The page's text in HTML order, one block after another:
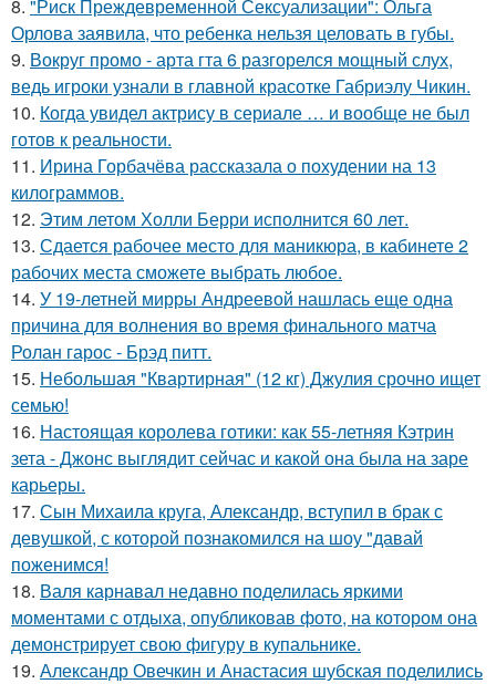
8. "Риск Преждевременной Сексуализации": Ольга
Орлова заявила, что ребенка нельзя целовать в губы.
9. Вокруг промо - арта гта 6 разгорелся мощный слух,
ведь игроки узнали в главной красотке Габриэлу Чикин.
10. Когда увидел актрису в сериале … и вообще не был
готов к реальности.
11. Ирина Горбачёва рассказала о похудении на 13
килограммов.
12. Этим летом Холли Берри исполнится 60 лет.
13. Сдается рабочее место для маникюра, в кабинете 2
рабочих места сможете выбрать любое.
14. У 19-летней мирры Андреевой нашлась еще одна
причина для волнения во время финального матча
Ролан гарос - Брэд питт.
15. Небольшая "Квартирная" (12 кг) Джулия срочно ищет
семью!
16. Настоящая королева готики: как 55-летняя Кэтрин
зета - Джонс выглядит сейчас и какой она была на заре
карьеры.
17. Сын Михаила круга, Александр, вступил в брак с
девушкой, с которой познакомился на шоу "давай
поженимся!
18. Валя карнавал недавно поделилась яркими
моментами с отдыха, опубликовав фото, на котором она
демонстрирует свою фигуру в купальнике.
19. Александр Овечкин и Анастасия шубская поделились